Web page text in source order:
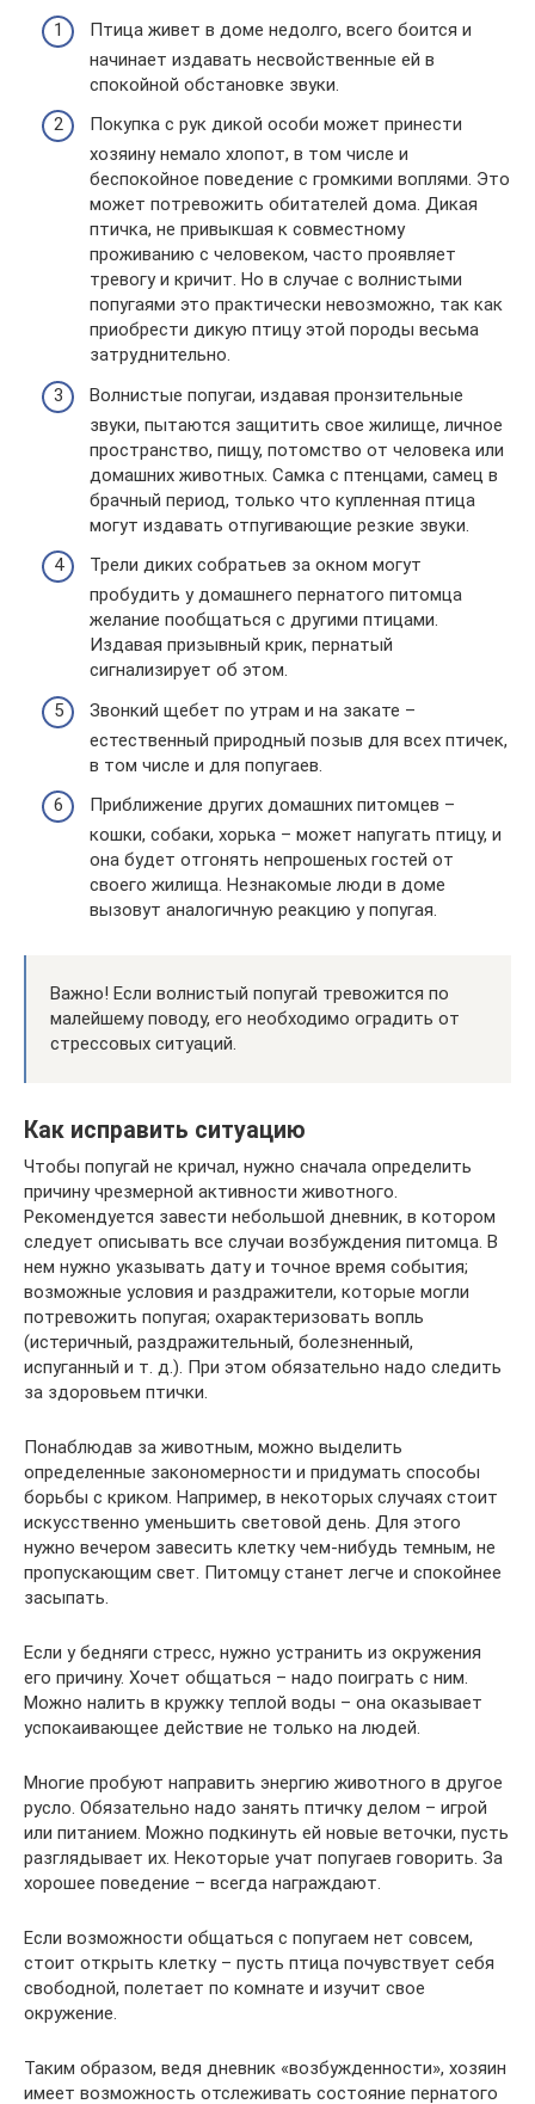
Птица живет в доме недолго, всего боится и
начинает издавать несвойственные ей в
спокойной обстановке звуки.
Покупка с рук дикой особи может принести
хозяину немало хлопот, в том числе и
беспокойное поведение с громкими воплями. Это
может потревожить обитателей дома. Дикая
птичка, не привыкшая к совместному
проживанию с человеком, часто проявляет
тревогу и кричит. Но в случае с волнистыми
попугаями это практически невозможно, так как
приобрести дикую птицу этой породы весьма
затруднительно.
Волнистые попугаи, издавая пронзительные
звуки, пытаются защитить свое жилище, личное
пространство, пищу, потомство от человека или
домашних животных. Самка с птенцами, самец в
брачный период, только что купленная птица
могут издавать отпугивающие резкие звуки.
Трели диких собратьев за окном могут
пробудить у домашнего пернатого питомца
желание пообщаться с другими птицами.
Издавая призывный крик, пернатый
сигнализирует об этом.
Звонкий щебет по утрам и на закате –
естественный природный позыв для всех птичек,
в том числе и для попугаев.
Приближение других домашних питомцев –
кошки, собаки, хорька – может напугать птицу, и
она будет отгонять непрошеных гостей от
своего жилища. Незнакомые люди в доме
вызовут аналогичную реакцию у попугая.
Важно! Если волнистый попугай тревожится по
малейшему поводу, его необходимо оградить от
стрессовых ситуаций.
Как исправить ситуацию
Чтобы попугай не кричал, нужно сначала определить
причину чрезмерной активности животного.
Рекомендуется завести небольшой дневник, в котором
следует описывать все случаи возбуждения питомца. В
нем нужно указывать дату и точное время события;
возможные условия и раздражители, которые могли
потревожить попугая; охарактеризовать вопль
(истеричный, раздражительный, болезненный,
испуганный и т. д.). При этом обязательно надо следить
за здоровьем птички.
Понаблюдав за животным, можно выделить
определенные закономерности и придумать способы
борьбы с криком. Например, в некоторых случаях стоит
искусственно уменьшить световой день. Для этого
нужно вечером завесить клетку чем-нибудь темным, не
пропускающим свет. Питомцу станет легче и спокойнее
засыпать.
Если у бедняги стресс, нужно устранить из окружения
его причину. Хочет общаться – надо поиграть с ним.
Можно налить в кружку теплой воды – она оказывает
успокаивающее действие не только на людей.
Многие пробуют направить энергию животного в другое
русло. Обязательно надо занять птичку делом – игрой
или питанием. Можно подкинуть ей новые веточки, пусть
разглядывает их. Некоторые учат попугаев говорить. За
хорошее поведение – всегда награждают.
Если возможности общаться с попугаем нет совсем,
стоит открыть клетку – пусть птица почувствует себя
свободной, полетает по комнате и изучит свое
окружение.
Таким образом, ведя дневник «возбужденности», хозяин
имеет возможность отслеживать состояние пернатого